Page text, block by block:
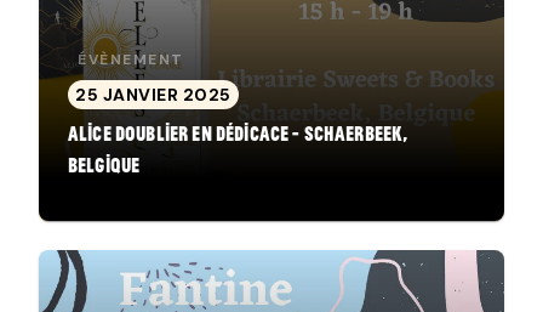
ÉVÈNEMENT
25 JANVIER 2025
Alice Doublier en dédicace - Schaerbeek,
Belgique